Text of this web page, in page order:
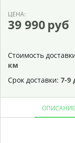
ЦЕНА:
39 990 руб
Стоимость
км
Срок доставки: 7-9
ОПИСАНИЕ